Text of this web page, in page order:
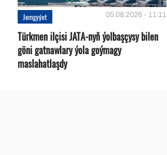
Jemgyýet 05.08.2026 - 11:11
Türkmen ilçisi JATA-nyň ýolbaşçysy bilen
göni gatnawlary ýola goýmagy
maslahatlaşdy